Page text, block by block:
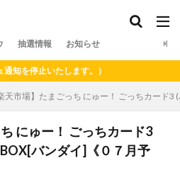
抽選情報 お知らせ
止いたします。）
天市場】たまごっち にゅー！ ごっちカード
にゅー！ ごっちカード3
バンダイ]《０７月予